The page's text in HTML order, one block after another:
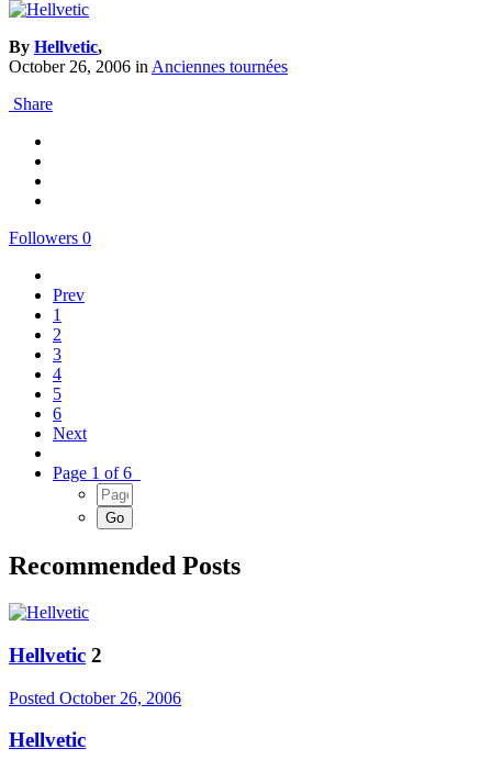
By Hellvetic,
October 26, 2006 inAnciennes tournées
Share
Followers 0
Prev
1
2
3
4
5
6
Next
Page 1 of 6
Recommended Posts
Hellvetic 2
Posted October 26, 2006
Hellvetic